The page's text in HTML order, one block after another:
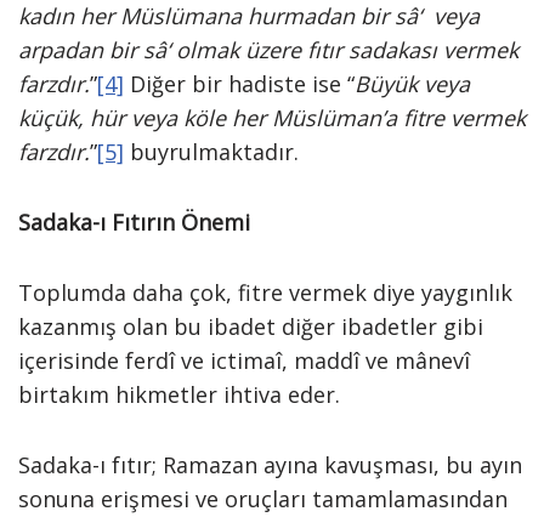
kadın her Müslümana hurmadan bir sâ‘ veya
arpadan bir sâ‘ olmak üzere fıtır sadakası vermek
farzdır.”[4] Diğer bir hadiste ise “Büyük veya
küçük, hür veya köle her Müslüman’a fitre vermek
farzdır.”[5] buyrulmaktadır.
Sadaka-ı Fıtırın Önemi
Toplumda daha çok, fitre vermek diye yaygınlık
kazanmış olan bu ibadet diğer ibadetler gibi
içerisinde ferdî ve ictimaî, maddî ve mânevî
birtakım hikmetler ihtiva eder.
Sadaka-ı fıtır; Ramazan ayına kavuşması, bu ayın
sonuna erişmesi ve oruçları tamamlamasından